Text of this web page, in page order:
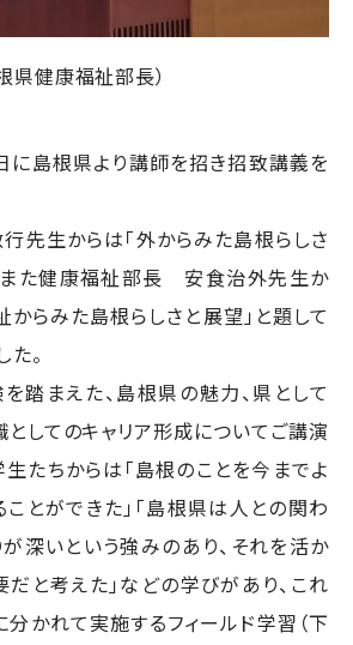
県健康福祉部長）
島根県より講師を招き招致講義を
生からは「外からみた島根らしさ
また健康福祉部長 安食治外先生か
からみた島根らしさと展望」と題して
。
踏まえた、島根県の魅力、県として
としてのキャリア形成についてご講演
生たちからは「島根のことを今までよ
ことができた」「島根県は人との関わ
が深いという強みのあり、それを活か
だと考えた」などの学びがあり、これ
分かれて実施するフィールド学習（下